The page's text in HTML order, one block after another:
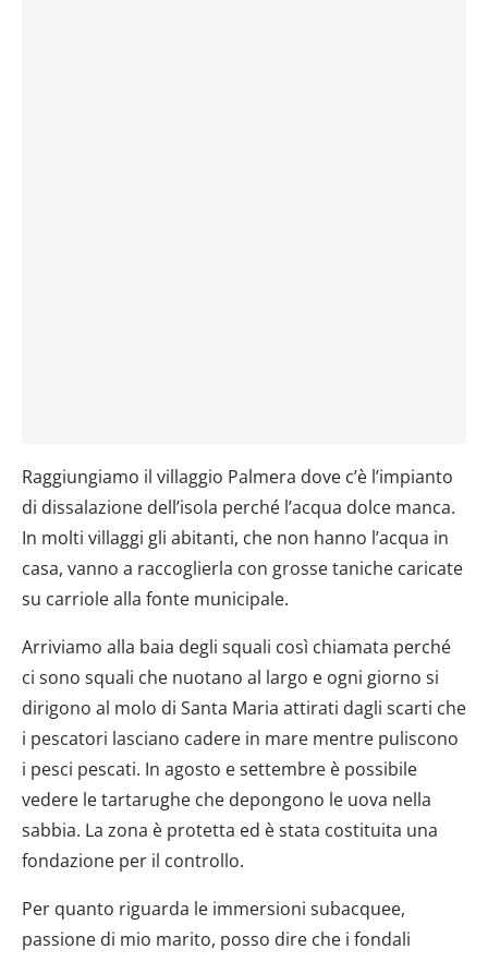
Raggiungiamo il villaggio Palmera dove c’è l’impianto
di dissalazione dell’isola perché l’acqua dolce manca.
In molti villaggi gli abitanti, che non hanno l’acqua in
casa, vanno a raccoglierla con grosse taniche caricate
su carriole alla fonte municipale.
Arriviamo alla baia degli squali così chiamata perché
ci sono squali che nuotano al largo e ogni giorno si
dirigono al molo di Santa Maria attirati dagli scarti che
i pescatori lasciano cadere in mare mentre puliscono
i pesci pescati. In agosto e settembre è possibile
vedere le tartarughe che depongono le uova nella
sabbia. La zona è protetta ed è stata costituita una
fondazione per il controllo.
Per quanto riguarda le immersioni subacquee,
passione di mio marito, posso dire che i fondali